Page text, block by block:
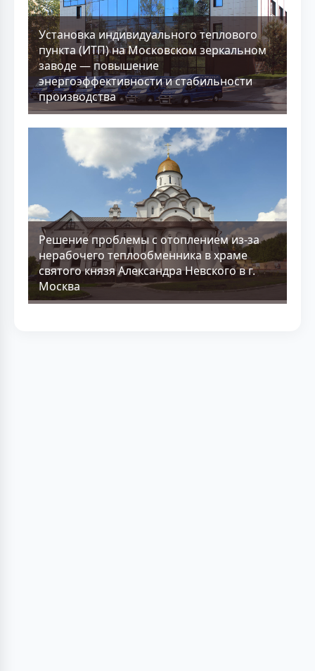
Установка индивидуального теплового
пункта (ИТП) на Московском зеркальном
заводе — повышение
энергоэффективности и стабильности
производства
Решение проблемы с отоплением из-за
нерабочего теплообменника в храме
святого князя Александра Невского в г.
Москва